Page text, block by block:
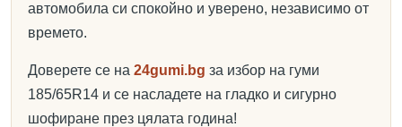
автомобила си спокойно и уверено, независимо от
времето.
Доверете се на 24gumi.bg за избор на гуми
185/65R14 и се насладете на гладко и сигурно
шофиране през цялата година!